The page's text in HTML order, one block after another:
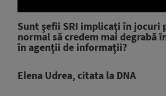
Sunt şefii SRI implicaţi în jocuri
normal să credem mai degrabă
în agenţii de informaţii?
Elena Udrea, citata la DNA